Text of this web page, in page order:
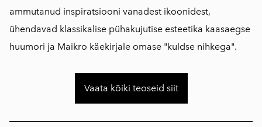
ammutanud inspiratsiooni vanadest ikoonidest,
ühendavad klassikalise pühakujutise esteetika kaasaegse
huumori ja Maikro käekirjale omase "kuldse nihkega".
Vaata kõiki teoseid siit